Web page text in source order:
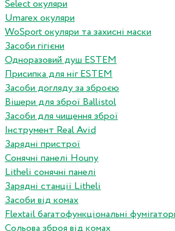
Select окуляри
Umarex окуляри
WoSport окуляри та захисні маски
Засоби гігієни
Одноразовий душ ESTEM
Присипка для ніг ESTEM
Засоби догляду за зброєю
Вішери для зброї Ballistol
Засоби для чищення зброї
Інструмент Real Avid
Зарядні пристрої
Сонячні панелі Houny
Litheli сонячні панелі
Зарядні станції Litheli
Засоби від комах
Flextail багатофункціональні